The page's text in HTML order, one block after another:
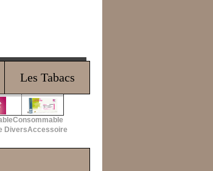
Les Tabacs
Consommable
Accessoire
livré par :